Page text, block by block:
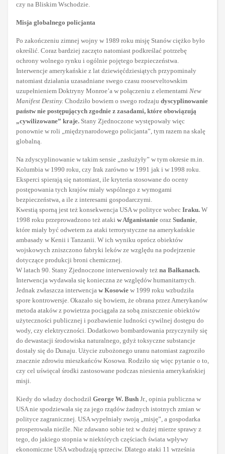
czy na Bliskim Wschodzie.
Misja globalnego policjanta
Po zakończeniu zimnej wojny w 1989 roku misję Stanów ciężko było
określić. Coraz bardziej zaczęto natomiast podkreślać potrzebę
ochrony wolnego rynku i ogólnie pojętego bezpieczeństwa.
Interwencje amerykańskie z lat dziewięćdziesiątych przypominały
natomiast działania uzasadniane swego czasu rooseveltowskim
uzupełnieniem Doktryny Monroe’a w połączeniu z elementami New
Manifest Destiny. Chodziło bowiem o swego rodzaju dyscyplinowanie
państw nie postępujących zgodnie z zasadami, które obowiązują
„cywilizowane” kraje. Stany Zjednoczone występowały więc
ponownie w roli „międzynarodowego policjanta”, tym razem na skalę
globalną.
Na zdyscyplinowanie w takim sensie „zasłużyły” w tym okresie m.in.
Kolumbia w 1990 roku, czy Irak zarówno w 1991 jak i w 1998 roku.
Eksperci spierają się natomiast, ile kryteria stosowane do oceny
postępowania tych krajów miały wspólnego z wymogami
bezpieczeństwa, a ile z interesami gospodarczymi.
Kwestią sporną jest też konsekwencja USA w polityce wobec Iraku. W
1998 roku przeprowadzono też ataki w Afganistanie oraz Sudanie,
które miały być odwetem za ataki terrorystyczne na amerykańskie
ambasady w Kenii i Tanzanii. W ich wyniku oprócz obiektów
wojskowych zniszczono fabryki leków ze względu na podejrzenie
dotyczące produkcji broni chemicznej.
W latach 90. Stany Zjednoczone interweniowały też na Bałkanach.
Interwencja wydawała się konieczna ze względów humanitarnych.
Jednak zwłaszcza interwencja w Kosowie w 1999 roku wzbudziła
spore kontrowersje. Okazało się bowiem, że obrana przez Amerykanów
metoda ataków z powietrza pociągała za sobą zniszczenie obiektów
użyteczności publicznej i pozbawienie ludności cywilnej dostępu do
wody, czy elektryczności. Dodatkowo bombardowania przyczyniły się
do dewastacji środowiska naturalnego, gdyż toksyczne substancje
dostały się do Dunaju. Użycie zubożonego uranu natomiast zagroziło
znacznie zdrowiu mieszkańców Kosowa. Rodziło się więc pytanie o to,
czy cel uświęcał środki zastosowane podczas niesienia amerykańskiej
misji.
Kiedy do władzy dochodził George W. Bush Jr., opinia publiczna w
USA nie spodziewała się za jego rządów żadnych istotnych zmian w
polityce zagranicznej. USA wypełniały swoją „misję”, a gospodarka
prosperowała nieźle. Nie zdawano sobie też w dużej mierze sprawy z
tego, do jakiego stopnia w niektórych częściach świata wpływy
ekonomiczne USA wzbudzają sprzeciw. Dlatego ataki 11 września